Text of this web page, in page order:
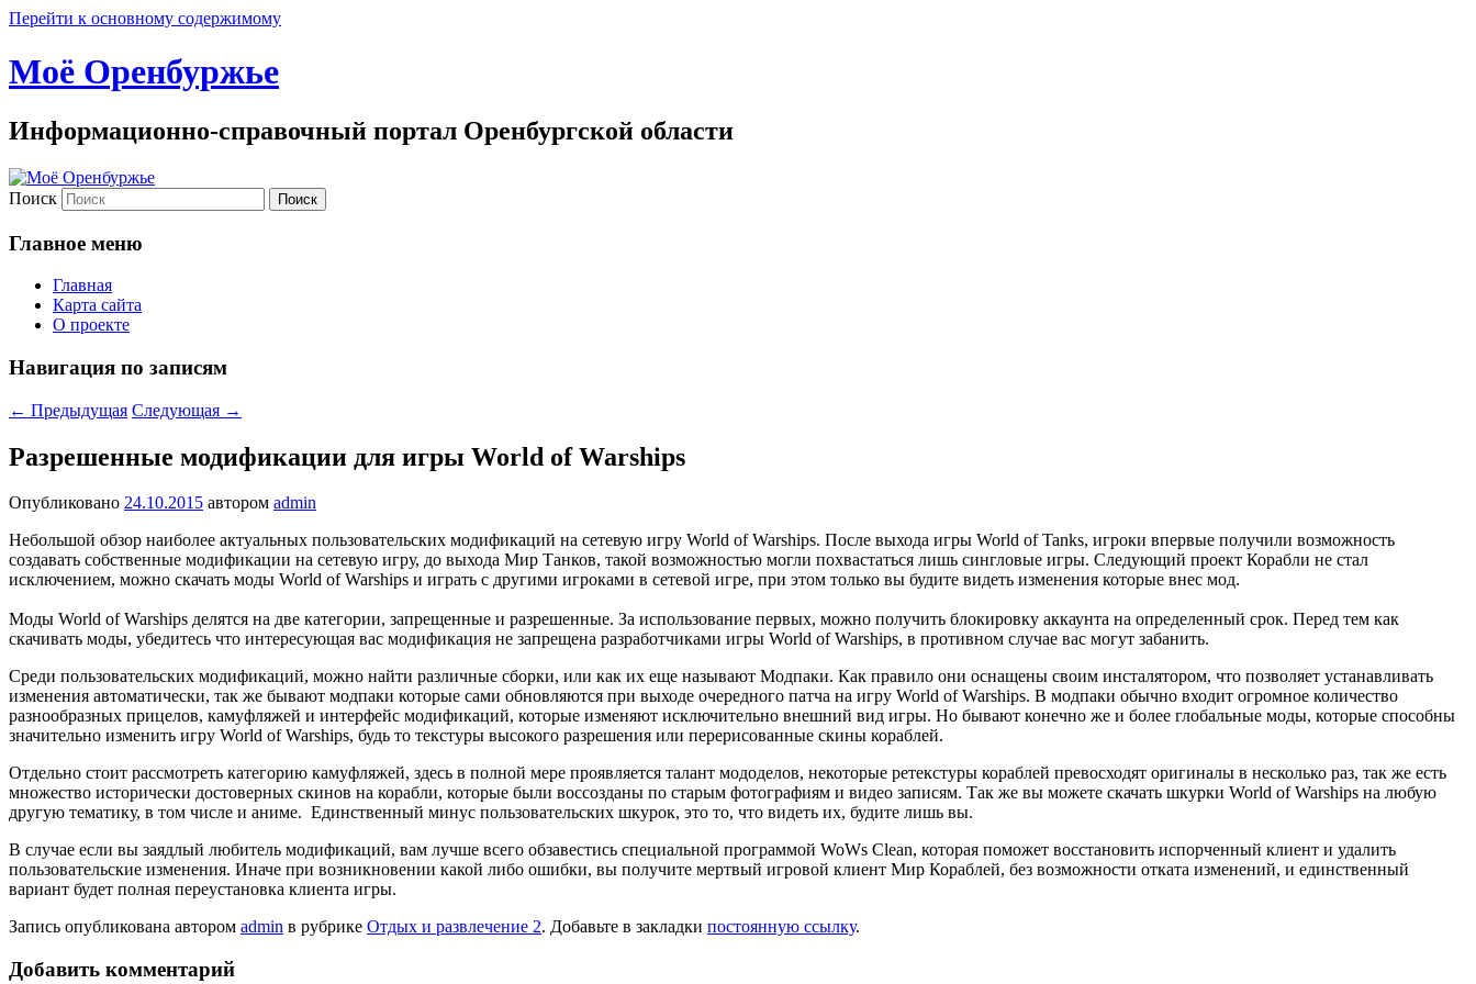
Перейти к основному содержимому
Моё Оренбуржье
Информационно-справочный портал Оренбургской области
Поиск
Главное меню
Главная
Карта сайта
О проекте
Навигация по записям
← Предыдущая Следующая →
Разрешенные модификации для игры World of Warships
Опубликовано 24.10.2015 автором admin
Небольшой обзор наиболее актуальных пользовательских модификаций на сетевую игру World of Warships. После выхода игры World of Tanks, игроки впервые получили возможность
создавать собственные модификации на сетевую игру, до выхода Мир Танков, такой возможностью могли похвастаться лишь сингловые игры. Следующий проект Корабли не стал
исключением, можно скачать моды World of Warships и играть с другими игроками в сетевой игре, при этом только вы будите видеть изменения которые внес мод.
Моды World of Warships делятся на две категории, запрещенные и разрешенные. За использование первых, можно получить блокировку аккаунта на определенный срок. Перед тем как
скачивать моды, убедитесь что интересующая вас модификация не запрещена разработчиками игры World of Warships, в противном случае вас могут забанить.
Среди пользовательских модификаций, можно найти различные сборки, или как их еще называют Модпаки. Как правило они оснащены своим инсталятором, что позволяет устанавливать
изменения автоматически, так же бывают модпаки которые сами обновляются при выходе очередного патча на игру World of Warships. В модпаки обычно входит огромное количество
разнообразных прицелов, камуфляжей и интерфейс модификаций, которые изменяют исключительно внешний вид игры. Но бывают конечно же и более глобальные моды, которые способны
значительно изменить игру World of Warships, будь то текстуры высокого разрешения или перерисованные скины кораблей.
Отдельно стоит рассмотреть категорию камуфляжей, здесь в полной мере проявляется талант мододелов, некоторые ретекстуры кораблей превосходят оригиналы в несколько раз, так же есть
множество исторически достоверных скинов на корабли, которые были воссозданы по старым фотографиям и видео записям. Так же вы можете скачать шкурки World of Warships на любую
другую тематику, в том числе и аниме. Единственный минус пользовательских шкурок, это то, что видеть их, будите лишь вы.
В случае если вы заядлый любитель модификаций, вам лучше всего обзавестись специальной программой WoWs Clean, которая поможет восстановить испорченный клиент и удалить
пользовательские изменения. Иначе при возникновении какой либо ошибки, вы получите мертвый игровой клиент Мир Кораблей, без возможности отката изменений, и единственный
вариант будет полная переустановка клиента игры.
Запись опубликована автором admin в рубрике Отдых и развлечение 2. Добавьте в закладки постоянную ссылку.
Добавить комментарий